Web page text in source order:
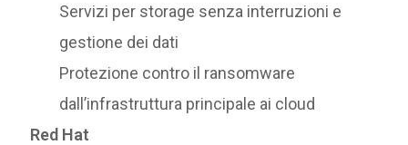
Servizi per storage senza interruzioni e
gestione dei dati
Protezione contro il ransomware
dall’infrastruttura principale ai cloud
Red Hat